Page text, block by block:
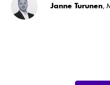
Janne Turunen,